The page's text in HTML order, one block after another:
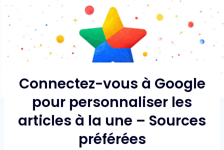
Connectez-vous à Google
pour personnaliser les
articles à la une – Sources
préférées